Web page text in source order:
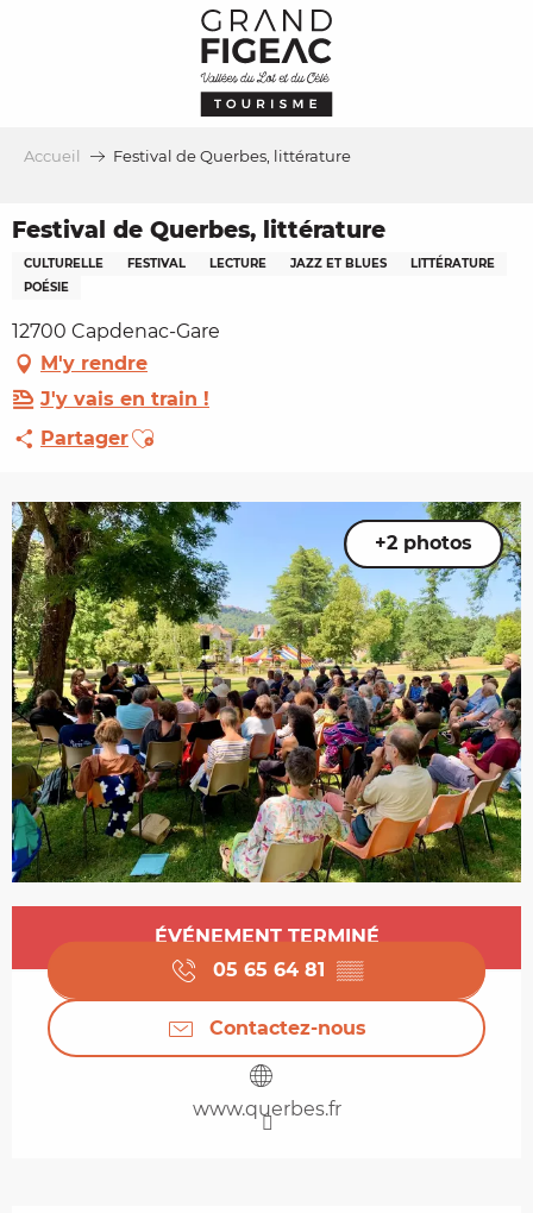
Accueil Festival de Querbes, littérature
Festival de Querbes, littérature
CULTURELLE FESTIVAL LECTURE JAZZ ET BLUES
LITTÉRATURE
POÉSIE
12700 Capdenac-Gare
M'y rendre
J'y vais en train !
PartagerAjouter aux favoris
+2 photos
Ouverture et coordonnées
ÉVÉNEMENT TERMINÉ
05 65 64 81 ▒▒
Contactez-nous
www.querbes.fr